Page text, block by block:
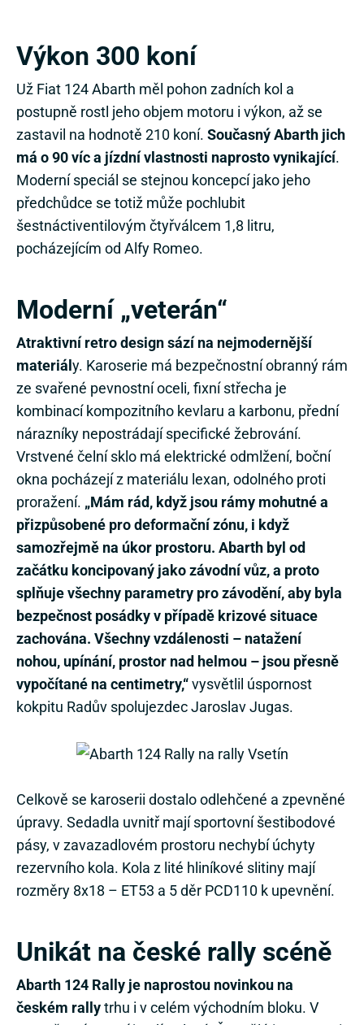
Výkon 300 koní
Už Fiat 124 Abarth měl pohon zadních kol a
postupně rostl jeho objem motoru i výkon, až se
zastavil na hodnotě 210 koní. Současný Abarth jich
má o 90 víc a jízdní vlastnosti naprosto vynikající.
Moderní speciál se stejnou koncepcí jako jeho
předchůdce se totiž může pochlubit
šestnáctiventilovým čtyřválcem 1,8 litru,
pocházejícím od Alfy Romeo.
Moderní „veterán“
Atraktivní retro design sází na nejmodernější
materiály. Karoserie má bezpečnostní obranný rám
ze svařené pevnostní oceli, fixní střecha je
kombinací kompozitního kevlaru a karbonu, přední
nárazníky nepostrádají specifické žebrování.
Vrstvené čelní sklo má elektrické odmlžení, boční
okna pocházejí z materiálu lexan, odolného proti
proražení. „Mám rád, když jsou rámy mohutné a
přizpůsobené pro deformační zónu, i když
samozřejmě na úkor prostoru. Abarth byl od
začátku koncipovaný jako závodní vůz, a proto
splňuje všechny parametry pro závodění, aby byla
bezpečnost posádky v případě krizové situace
zachována. Všechny vzdálenosti – natažení
nohou, upínání, prostor nad helmou – jsou přesně
vypočítané na centimetry,“vysvětlil úspornost
kokpitu Radův spolujezdec Jaroslav Jugas.
Celkově se karoserii dostalo odlehčené a zpevněné
úpravy. Sedadla uvnitř mají sportovní šestibodové
pásy, v zavazadlovém prostoru nechybí úchyty
rezervního kola. Kola z lité hliníkové slitiny mají
rozměry 8x18 – ET53 a 5 děr PCD110 k upevnění.
Unikát na české rally scéně
Abarth 124 Rally je naprostou novinkou na
českém rallytrhu i v celém východním bloku. V